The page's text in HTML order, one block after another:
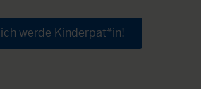
ich werde Kinderpat*in!